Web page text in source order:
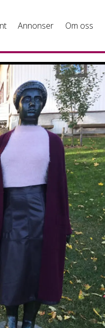
Annonser Om oss